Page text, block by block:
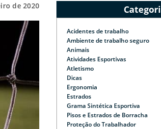
de 2020
Acidentes de trabalho
Ambiente de trabalho seguro
Animais
Atividades Esportivas
Atletismo
Dicas
Ergonomia
Estrados
Grama Sintética Esportiva
Pisos e Estrados de Borracha
Proteção do Trabalhador